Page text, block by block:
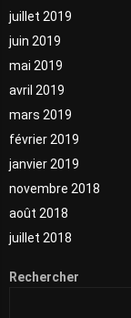
juillet 2019
juin 2019
mai 2019
avril 2019
mars 2019
février 2019
janvier 2019
novembre 2018
août 2018
juillet 2018
Rechercher